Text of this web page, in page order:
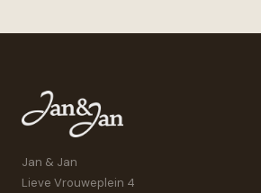
Jan & Jan
Lieve Vrouweplein 4